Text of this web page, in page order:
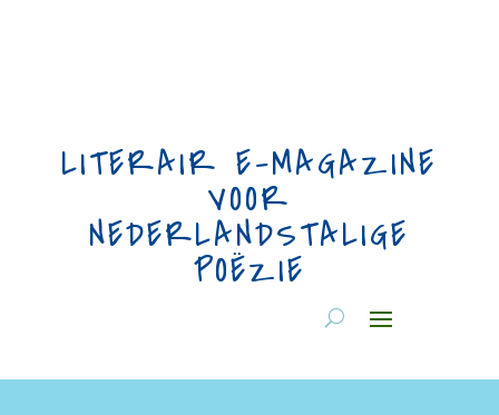
LITERAIR E-MAGAZINE
VOOR
NEDERLANDSTALIGE
POËZIE